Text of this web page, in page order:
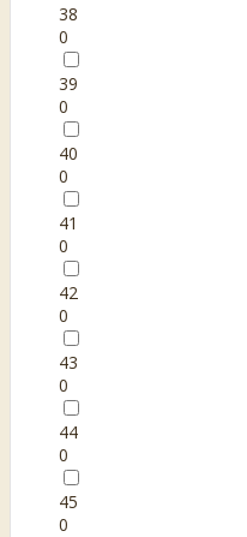
38
0
39
0
40
0
41
0
42
0
43
0
44
0
45
0